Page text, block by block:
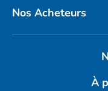
Nos Acheteurs
À